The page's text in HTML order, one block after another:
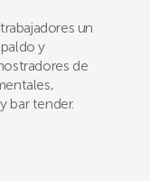
un
y
de
bar tender.